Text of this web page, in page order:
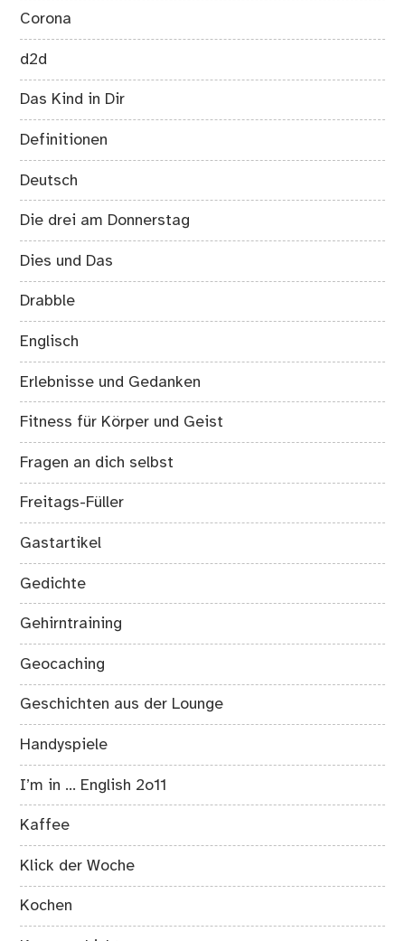
Corona
d2d
Das Kind in Dir
Definitionen
Deutsch
Die drei am Donnerstag
Dies und Das
Drabble
Englisch
Erlebnisse und Gedanken
Fitness für Körper und Geist
Fragen an dich selbst
Freitags-Füller
Gastartikel
Gedichte
Gehirntraining
Geocaching
Geschichten aus der Lounge
Handyspiele
I’m in … English 2o11
Kaffee
Klick der Woche
Kochen